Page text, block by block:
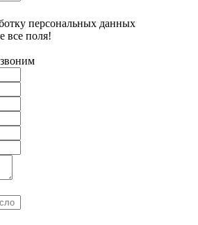
персональных данных
все поля!